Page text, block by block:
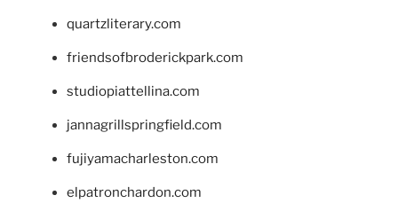
quartzliterary.com
friendsofbroderickpark.com
studiopiattellina.com
jannagrillspringfield.com
fujiyamacharleston.com
elpatronchardon.com